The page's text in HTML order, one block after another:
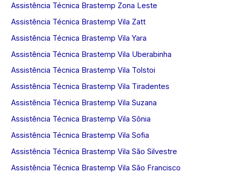
Assistência Técnica Brastemp Zona Leste
Assistência Técnica Brastemp Vila Zatt
Assistência Técnica Brastemp Vila Yara
Assistência Técnica Brastemp Vila Uberabinha
Assistência Técnica Brastemp Vila Tolstoi
Assistência Técnica Brastemp Vila Tiradentes
Assistência Técnica Brastemp Vila Suzana
Assistência Técnica Brastemp Vila Sônia
Assistência Técnica Brastemp Vila Sofia
Assistência Técnica Brastemp Vila São Silvestre
Assistência Técnica Brastemp Vila São Francisco